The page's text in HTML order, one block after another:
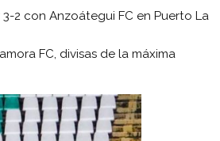
2 con Anzoátegui FC en Puerto La
FC, divisas de la máxima